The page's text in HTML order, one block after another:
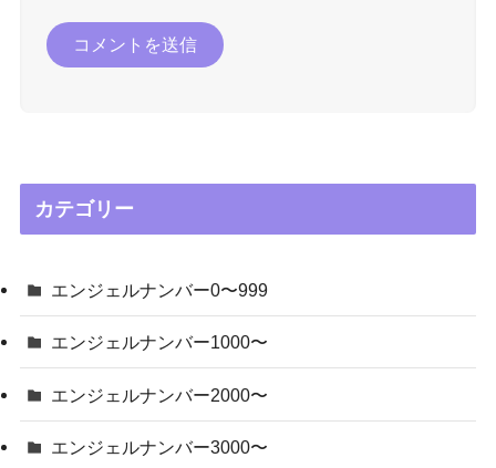
カテゴリー
エンジェルナンバー0〜999
エンジェルナンバー1000〜
エンジェルナンバー2000〜
エンジェルナンバー3000〜